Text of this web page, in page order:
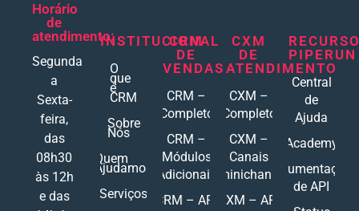
Horário
de
atendimento:
Segunda
a
Sexta-
feira,
das
08h30
às 12h
e das
INSTITUCIONAL
O
que
é
CRM
Sobre
Nós
Quem
Ajudamos
Serviços
CRM
DE
VENDAS
CRM –
Completo
CRM –
Módulos
Adicionais
CRM – API
CXM
DE
ATENDIMENTO
CXM –
Completo
CXM –
Canais
Ominichannel
CXM – API
PIPERUN
Central
de
Ajuda
Academy
Documentações
de API